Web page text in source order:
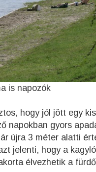
is napozók
hogy jól jött egy
napokban gyors
újra 3 méter alatti
jelenti, hogy a
élvezhetik a